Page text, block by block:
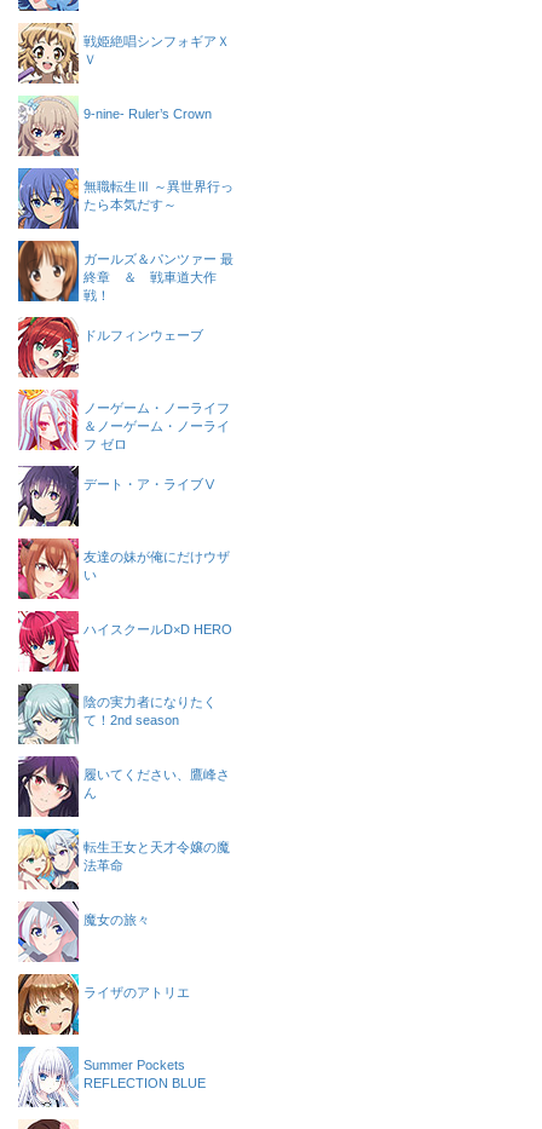
戦姫絶唱シンフォギアＸ
Ｖ
9-nine- Ruler’s Crown
無職転生Ⅲ ～異世界行っ
たら本気だす～
ガールズ＆パンツァー 最
終章 ＆ 戦車道大作
戦！
ドルフィンウェーブ
ノーゲーム・ノーライフ
＆ノーゲーム・ノーライ
フ ゼロ
デート・ア・ライブⅤ
友達の妹が俺にだけウザ
い
ハイスクールD×D HERO
陰の実力者になりたく
て！2nd season
履いてください、鷹峰さ
ん
転生王女と天才令嬢の魔
法革命
魔女の旅々
ライザのアトリエ
Summer Pockets
REFLECTION BLUE